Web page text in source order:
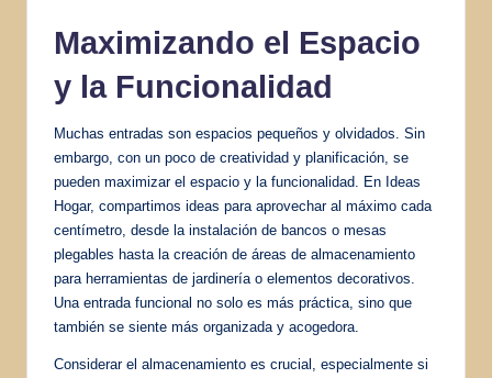
Maximizando el Espacio
y la Funcionalidad
Muchas entradas son espacios pequeños y olvidados. Sin
embargo, con un poco de creatividad y planificación, se
pueden maximizar el espacio y la funcionalidad. En Ideas
Hogar, compartimos ideas para aprovechar al máximo cada
centímetro, desde la instalación de bancos o mesas
plegables hasta la creación de áreas de almacenamiento
para herramientas de jardinería o elementos decorativos.
Una entrada funcional no solo es más práctica, sino que
también se siente más organizada y acogedora.
Considerar el almacenamiento es crucial, especialmente si